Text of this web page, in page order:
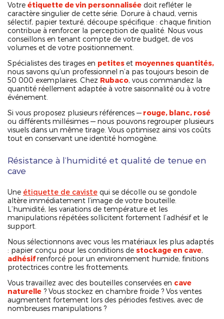
Votre étiquette de vin personnalisée doit refléter le
caractère singulier de cette série. Dorure à chaud, vernis
sélectif, papier texturé, découpe spécifique : chaque finition
contribue à renforcer la perception de qualité. Nous vous
conseillons en tenant compte de votre budget, de vos
volumes et de votre positionnement.
Spécialistes des tirages en petites et moyennes quantités,
nous savons qu’un professionnel n’a pas toujours besoin de
50 000 exemplaires. Chez Rubaco, vous commandez la
quantité réellement adaptée à votre saisonnalité ou à votre
événement.
Si vous proposez plusieurs références — rouge, blanc, rosé
ou différents millésimes — nous pouvons regrouper plusieurs
visuels dans un même tirage. Vous optimisez ainsi vos coûts
tout en conservant une identité homogène.
Résistance à l’humidité et qualité de tenue en
cave
Une étiquette de caviste qui se décolle ou se gondole
altère immédiatement l’image de votre bouteille.
L’humidité, les variations de température et les
manipulations répétées sollicitent fortement l’adhésif et le
support.
Nous sélectionnons avec vous les matériaux les plus adaptés
: papier conçu pour les conditions de stockage en cave,
adhésifrenforcé pour un environnement humide, finitions
protectrices contre les frottements.
Vous travaillez avec des bouteilles conservées en cave
naturelle ? Vous stockez en chambre froide ? Vos ventes
augmentent fortement lors des périodes festives, avec de
nombreuses manipulations ?